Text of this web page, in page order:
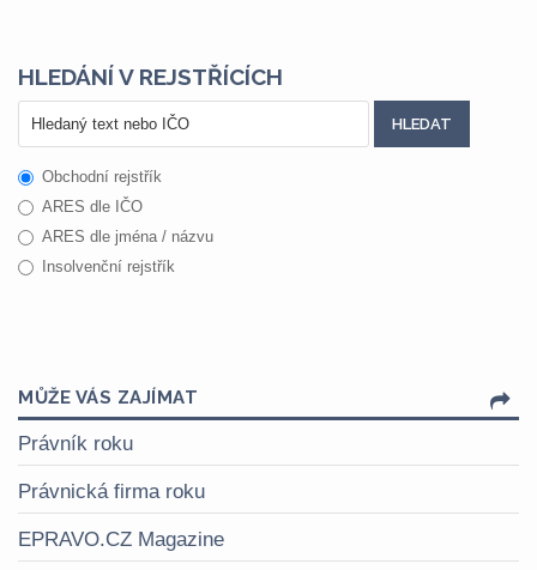
HLEDÁNÍ V REJSTŘÍCÍCH
Obchodní rejstřík
ARES dle IČO
ARES dle jména / názvu
Insolvenční rejstřík
MŮŽE VÁS ZAJÍMAT
Právník roku
Právnická firma roku
EPRAVO.CZ Magazine